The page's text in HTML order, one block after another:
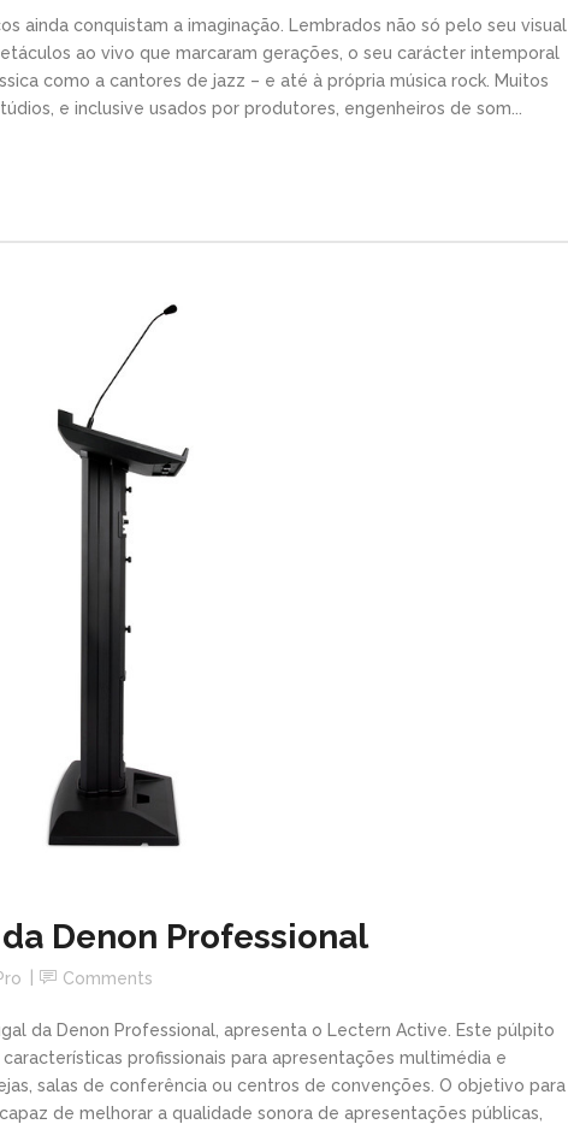
ainda conquistam a imaginação. Lembrados não só pelo seu visual
ao vivo que marcaram gerações, o seu carácter intemporal
como a cantores de jazz – e até à própria música rock. Muitos
e inclusive usados por produtores, engenheiros de som...
Denon Professional
Comments
da Denon Professional, apresenta o Lectern Active. Este púlpito
profissionais para apresentações multimédia e
salas de conferência ou centros de convenções. O objetivo para
de melhorar a qualidade sonora de apresentações públicas,